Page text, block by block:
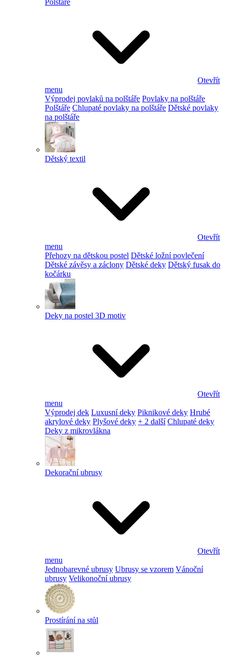
Polštáře
Otevřít
menu
Výprodej povlaků na polštáře Povlaky na polštáře
Polštáře Chlupaté povlaky na polštáře Dětské povlaky
na polštáře
Dětský textil
Otevřít
menu
Přehozy na dětskou postel Dětské ložní povlečení
Dětské závěsy a záclony Dětské deky Dětský fusak do
kočárku
Deky na postel 3D motiv
Otevřít
menu
Výprodej dek Luxusní deky Piknikové deky Hrubé
akrylové deky Plyšové deky + 2 další Chlupaté deky
Deky z mikrovlákna
Dekorační ubrusy
Otevřít
menu
Jednobarevné ubrusy Ubrusy se vzorem Vánoční
ubrusy Velikonoční ubrusy
Prostírání na stůl